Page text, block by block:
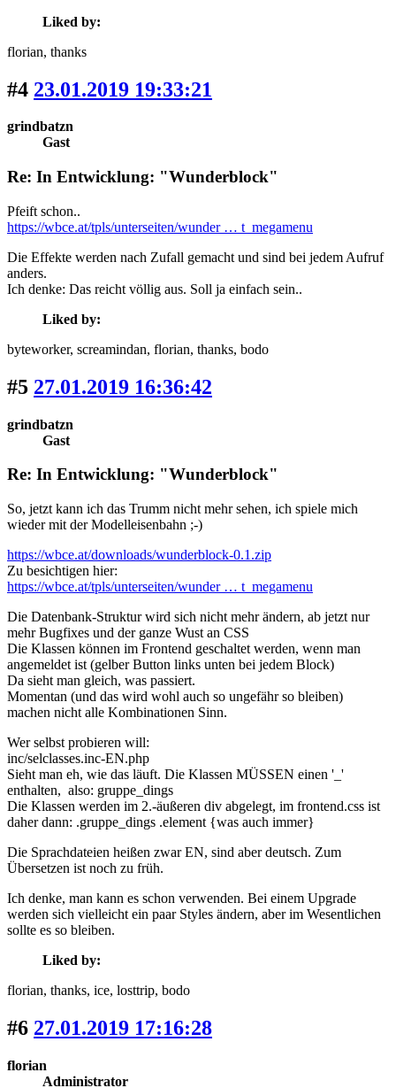
Liked by:
florian, thanks
#4 23.01.2019 19:33:21
grindbatzn
Gast
Re: In Entwicklung: "Wunderblock"
Pfeift schon..
https://wbce.at/tpls/unterseiten/wunder … t_megamenu
Die Effekte werden nach Zufall gemacht und sind bei jedem Aufruf
anders.
Ich denke: Das reicht völlig aus. Soll ja einfach sein..
Liked by:
byteworker, screamindan, florian, thanks, bodo
#5 27.01.2019 16:36:42
grindbatzn
Gast
Re: In Entwicklung: "Wunderblock"
So, jetzt kann ich das Trumm nicht mehr sehen, ich spiele mich
wieder mit der Modelleisenbahn ;-)
https://wbce.at/downloads/wunderblock-0.1.zip
Zu besichtigen hier:
https://wbce.at/tpls/unterseiten/wunder … t_megamenu
Die Datenbank-Struktur wird sich nicht mehr ändern, ab jetzt nur
mehr Bugfixes und der ganze Wust an CSS
Die Klassen können im Frontend geschaltet werden, wenn man
angemeldet ist (gelber Button links unten bei jedem Block)
Da sieht man gleich, was passiert.
Momentan (und das wird wohl auch so ungefähr so bleiben)
machen nicht alle Kombinationen Sinn.
Wer selbst probieren will:
inc/selclasses.inc-EN.php
Sieht man eh, wie das läuft. Die Klassen MÜSSEN einen '_'
enthalten, also: gruppe_dings
Die Klassen werden im 2.-äußeren div abgelegt, im frontend.css ist
daher dann: .gruppe_dings .element {was auch immer}
Die Sprachdateien heißen zwar EN, sind aber deutsch. Zum
Übersetzen ist noch zu früh.
Ich denke, man kann es schon verwenden. Bei einem Upgrade
werden sich vielleicht ein paar Styles ändern, aber im Wesentlichen
sollte es so bleiben.
Liked by:
florian, thanks, ice, losttrip, bodo
#6 27.01.2019 17:16:28
florian
Administrator